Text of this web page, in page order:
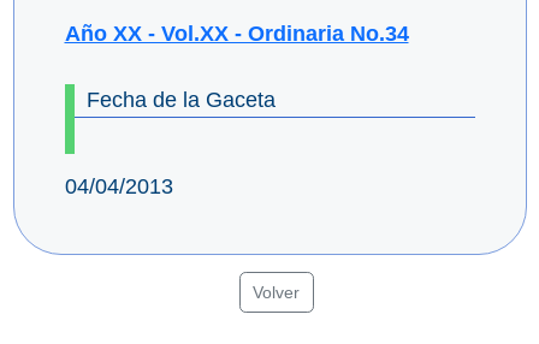
Año XX - Vol.XX - Ordinaria No.34
Fecha de la Gaceta
04/04/2013
Volver